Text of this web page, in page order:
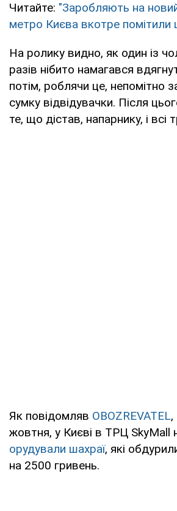
Читайте: "Заробляють на
метро Києва вкотре помітили
На ролику видно, як один із
разів нібито намагався
потім, роблячи це, непомітно
сумку відвідувачки. Після
те, що дістав, напарнику, і всі
Як повідомляв OBOZREVATEL,
жовтня, у Києві в ТРЦ SkyMall
орудували шахраї, які
на 2500 гривень.